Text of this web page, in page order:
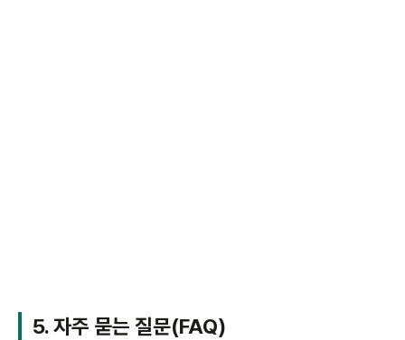
5. 자주 묻는 질문(FAQ)